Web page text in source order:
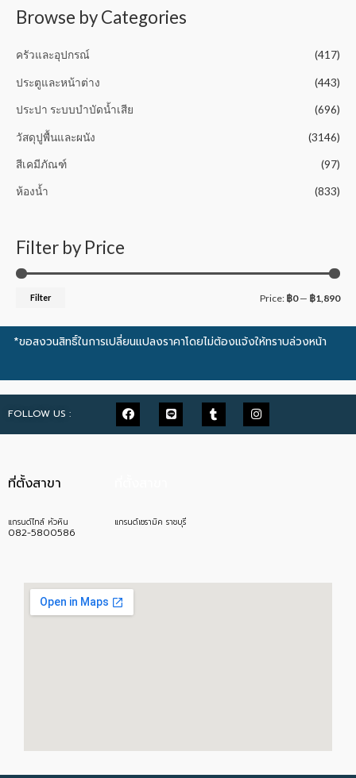
Browse by Categories
ครัวและอุปกรณ์ (417)
ประตูและหน้าต่าง (443)
ประปา ระบบบำบัดน้ำเสีย (696)
วัสดุปูพื้นและผนัง (3146)
สีเคมีภัณฑ์ (97)
ห้องน้ำ (833)
Filter by Price
Filter Price: ฿0— ฿1,890
*ขอสงวนสิทธิ์ในการเปลี่ยนแปลงราคาโดยไม่ต้องแจ้งให้ทราบล่วงหน้า
FOLLOW US :
ที่ตั้งสาขา
แกรนด์ไทล์ หัวหิน
082-5800586
แกรนด์เซรามิค ราชบุรี